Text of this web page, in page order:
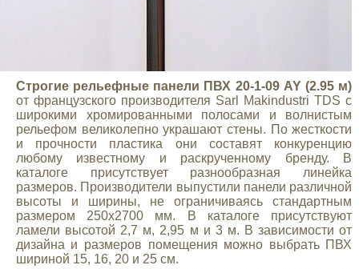
Строгие рельефные панели ПВХ 20-1-09 AY (2.95 м)
от французского производителя Sarl Makindustri TDS с
широкими хромированными полосами и волнистым
рельефом великолепно украшают стены. По жесткости
и прочности пластика они составят конкуренцию
любому известному и раскрученному бренду. В
каталоге присутствует разнообразная линейка
размеров. Производители выпустили панели различной
высоты и ширины, не ограничиваясь стандартным
размером 250х2700 мм. В каталоге присутствуют
ламели высотой 2,7 м, 2,95 м и 3 м. В зависимости от
дизайна и размеров помещения можно выбрать ПВХ
шириной 15, 16, 20 и 25 см.